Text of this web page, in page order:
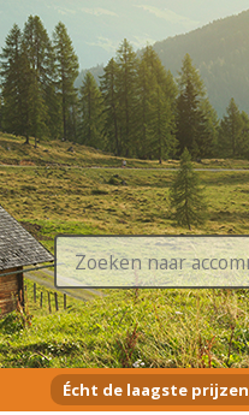
Écht de laagste prijzen